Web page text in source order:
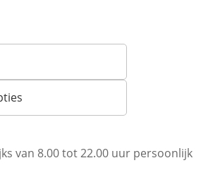
van 8.00 tot 22.00 uur persoonlijk